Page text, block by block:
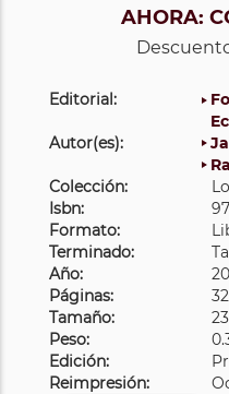
AHORA:
Editorial:
Autor(es):
Colección:
Isbn:
Formato:
Terminado:
Año:
Páginas:
32
Tamaño:
Peso:
Edición:
Reimpresión: